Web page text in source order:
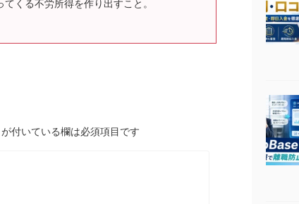
くる不労所得を作り出すこと。
が付いている欄は必須項目です